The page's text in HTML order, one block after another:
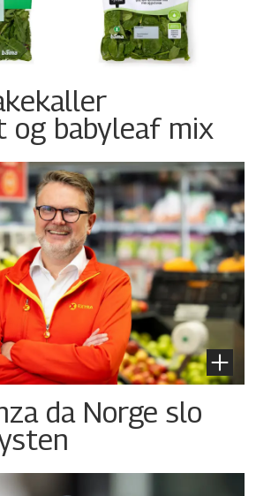
og babyleaf mix
da Norge slo